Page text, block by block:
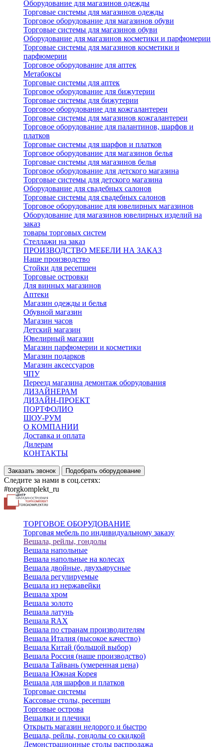
Оборудование для магазинов одежды
Торговые системы для магазинов одежды
Торговое оборудование для магазинов обуви
Торговые системы для магазинов обуви
Оборудование для магазинов косметики и парфюмерии
Торговые системы для магазинов косметики и
парфюмерии
Торговое оборудование для аптек
Метабоксы
Торговые системы для аптек
Торговое оборудование для бижутерии
Торговые системы для бижутерии
Торговое оборудование для кожгалантереи
Торговые системы для магазинов кожгалантереи
Торговое оборудование для палантинов, шарфов и
платков
Торговые системы для шарфов и платков
Торговое оборудование для магазинов белья
Торговые системы для магазинов белья
Торговое оборудование для детского магазина
Торговые системы для детского магазина
Оборудование для свадебных салонов
Торговые системы для свадебных салонов
Торговое оборудование для ювелирных магазинов
Оборудование для магазинов ювелирных изделий на
заказ
товары торговых систем
Стеллажи на заказ
ПРОИЗВОДСТВО МЕБЕЛИ НА ЗАКАЗ
Наше производство
Стойки для ресепшен
Торговые островки
Для винных магазинов
Аптеки
Магазин одежды и белья
Обувной магазин
Магазин часов
Детский магазин
Ювелирный магазин
Магазин парфюмерии и косметики
Магазин подарков
Магазин аксессуаров
ЧПУ
Переезд магазина демонтаж оборудования
ДИЗАЙНЕРАМ
ДИЗАЙН-ПРОЕКТ
ПОРТФОЛИО
ШОУ-РУМ
О КОМПАНИИ
Доставка и оплата
Дилерам
КОНТАКТЫ
Заказать звонок Подобрать оборудование
Следите за нами в соц.сетях:
#torgkomplekt_ru
ТОРГОВОЕ ОБОРУДОВАНИЕ
Торговая мебель по индивидуальному заказу
Вешала, рейлы, гондолы
Вешала напольные
Вешала напольные на колесах
Вешала двойные, двухъярусные
Вешала регулируемые
Вешала из нержавейки
Вешала хром
Вешала золото
Вешала латунь
Вешала RAX
Вешала по странам производителям
Вешала Италия (высокое качество)
Вешала Китай (большой выбор)
Вешала Россия (наше производство)
Вешала Тайвань (умеренная цена)
Вешала Южная Корея
Вешала для шарфов и платков
Торговые системы
Кассовые столы, ресепшн
Торговые острова
Вешалки и плечики
Открыть магазин недорого и быстро
Вешала, рейлы, гондолы со скидкой
Демонстрационные столы распродажа